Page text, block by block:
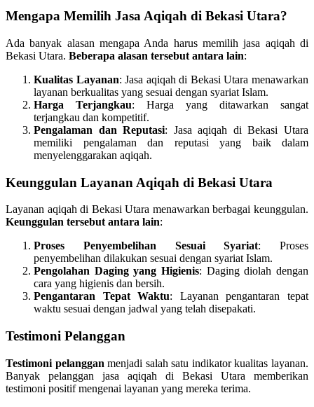
Mengapa Memilih Jasa Aqiqah di Bekasi Utara?
Ada banyak alasan mengapa Anda harus memilih jasa aqiqah di
Bekasi Utara. Beberapa alasan tersebut antara lain:
Kualitas Layanan: Jasa aqiqah di Bekasi Utara menawarkan
layanan berkualitas yang sesuai dengan syariat Islam.
Harga Terjangkau: Harga yang ditawarkan sangat
terjangkau dan kompetitif.
Pengalaman dan Reputasi: Jasa aqiqah di Bekasi Utara
memiliki pengalaman dan reputasi yang baik dalam
menyelenggarakan aqiqah.
Keunggulan Layanan Aqiqah di Bekasi Utara
Layanan aqiqah di Bekasi Utara menawarkan berbagai keunggulan.
Keunggulan tersebut antara lain:
Proses Penyembelihan Sesuai Syariat: Proses
penyembelihan dilakukan sesuai dengan syariat Islam.
Pengolahan Daging yang Higienis: Daging diolah dengan
cara yang higienis dan bersih.
Pengantaran Tepat Waktu: Layanan pengantaran tepat
waktu sesuai dengan jadwal yang telah disepakati.
Testimoni Pelanggan
Testimoni pelanggan menjadi salah satu indikator kualitas layanan.
Banyak pelanggan jasa aqiqah di Bekasi Utara memberikan
testimoni positif mengenai layanan yang mereka terima.